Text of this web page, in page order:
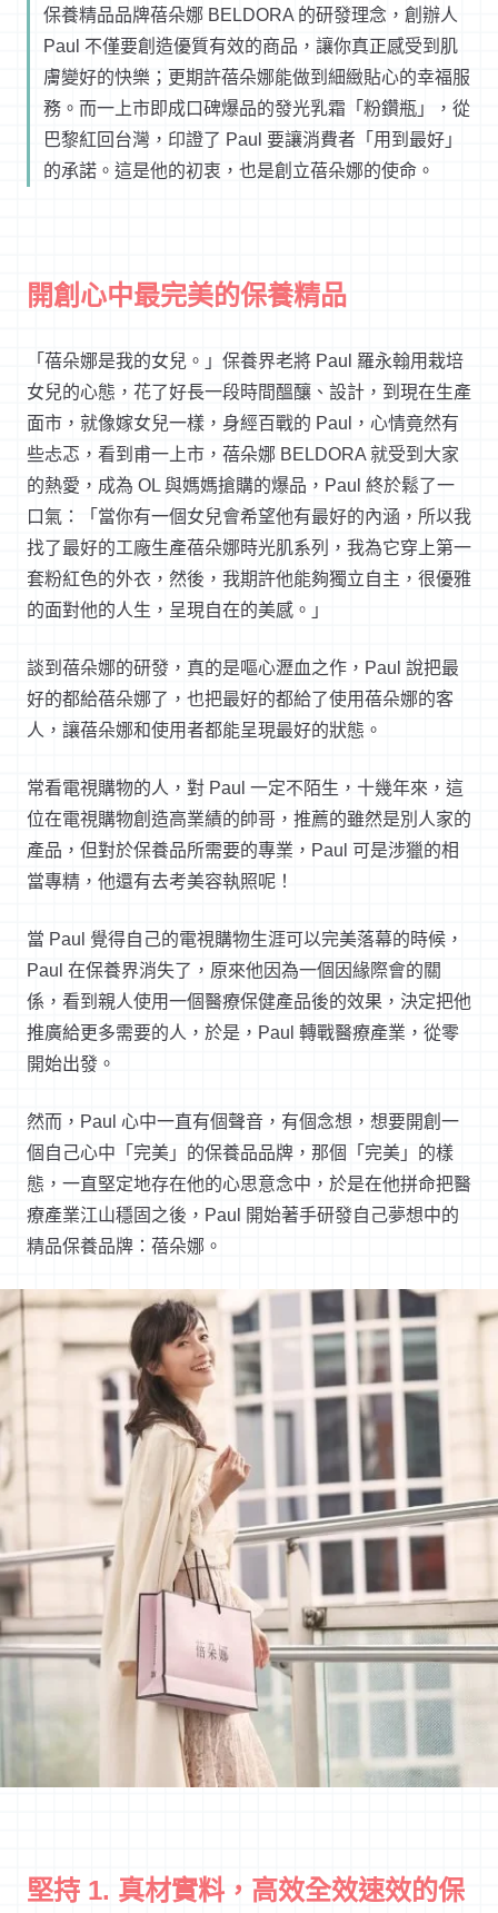
保養精品品牌蓓朵娜 BELDORA 的研發理念，創辦人
Paul 不僅要創造優質有效的商品，讓你真正感受到肌
膚變好的快樂；更期許蓓朵娜能做到細緻貼心的幸福服
務。而一上市即成口碑爆品的發光乳霜「粉鑽瓶」，從
巴黎紅回台灣，印證了 Paul 要讓消費者「用到最好」
的承諾。這是他的初衷，也是創立蓓朵娜的使命。
開創心中最完美的保養精品
「蓓朵娜是我的女兒。」保養界老將 Paul 羅永翰用栽培
女兒的心態，花了好長一段時間醞釀、設計，到現在生產
面市，就像嫁女兒一樣，身經百戰的 Paul，心情竟然有
些忐忑，看到甫一上市，蓓朵娜 BELDORA 就受到大家
的熱愛，成為 OL 與媽媽搶購的爆品，Paul 終於鬆了一
口氣：「當你有一個女兒會希望他有最好的內涵，所以我
找了最好的工廠生產蓓朵娜時光肌系列，我為它穿上第一
套粉紅色的外衣，然後，我期許他能夠獨立自主，很優雅
的面對他的人生，呈現自在的美感。」
談到蓓朵娜的研發，真的是嘔心瀝血之作，Paul 說把最
好的都給蓓朵娜了，也把最好的都給了使用蓓朵娜的客
人，讓蓓朵娜和使用者都能呈現最好的狀態。
常看電視購物的人，對 Paul 一定不陌生，十幾年來，這
位在電視購物創造高業績的帥哥，推薦的雖然是別人家的
產品，但對於保養品所需要的專業，Paul 可是涉獵的相
當專精，他還有去考美容執照呢！
當 Paul 覺得自己的電視購物生涯可以完美落幕的時候，
Paul 在保養界消失了，原來他因為一個因緣際會的關
係，看到親人使用一個醫療保健產品後的效果，決定把他
推廣給更多需要的人，於是，Paul 轉戰醫療產業，從零
開始出發。
然而，Paul 心中一直有個聲音，有個念想，想要開創一
個自己心中「完美」的保養品品牌，那個「完美」的樣
態，一直堅定地存在他的心思意念中，於是在他拼命把醫
療產業江山穩固之後，Paul 開始著手研發自己夢想中的
精品保養品牌：蓓朵娜。
堅持 1. 真材實料，高效全效速效的保